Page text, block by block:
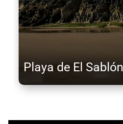
Playa de El Sablón